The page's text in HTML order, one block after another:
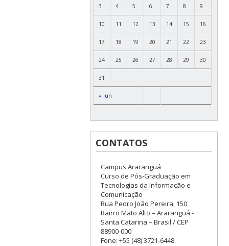
« jun
3 4 5 6 7 8 9
10 11 12 13 14 15 16
17 18 19 20 21 22 23
24 25 26 27 28 29 30
31
CONTATOS
Campus Araranguá
Curso de Pós-Graduação em
Tecnologias da Informação e
Comunicação
Rua Pedro João Pereira, 150
Bairro Mato Alto – Araranguá -
Santa Catarina – Brasil / CEP
88900-000
Fone: +55 (48) 3721-6448